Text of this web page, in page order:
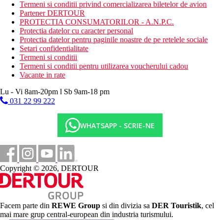
spalatorie (contra cost)
babysitting (contra cost)
terasa
gradina
parcare
camera de bagaje
receptie deschisa non stop
club pentru copii
restaurante
baruri
Descrierea plajei
plaja cu nisip
Activitati sportive gratuite
aerobic
divertisment de seara
club pentru copii
tenis de masa
teren de joaca pentru copii
Activitati sportive contra cost
biliard
masaj
Spa
Termeni si conditii privind comercializarea biletelor de avion
Partener DERTOUR
PROTECTIA CONSUMATORILOR - A.N.P.C.
Protectia datelor cu caracter personal
Protectia datelor pentru paginile noastre de pe retelele sociale
Setari confidentialitate
Termeni si conditii
Termeni si conditii pentru utilizarea voucherului cadou
Vacante in rate
Lu - Vi 8am-20pm l Sb 9am-18 pm
031 22 99 222
WHATSAPP - SCRIE-NE
Copyright © 2026, DERTOUR
Facem parte din REWE Group si din divizia sa DER Touristik, cel
mai mare grup central-european din industria turismului.